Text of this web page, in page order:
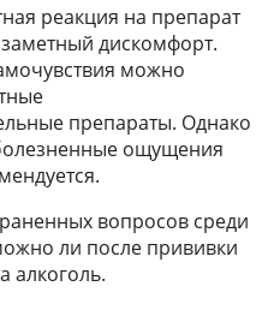
реакция на препарат
дискомфорт.
можно
препараты. Однако
ощущения
вопросов среди
ли после прививки
алкоголь.